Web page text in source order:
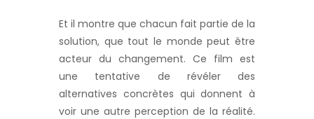
Et il montre que chacun fait partie de la
solution, que tout le monde peut être
acteur du changement. Ce film est
une tentative de révéler des
alternatives concrètes qui donnent à
voir une autre perception de la réalité.